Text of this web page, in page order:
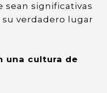
sean significativas
verdadero lugar
una cultura de